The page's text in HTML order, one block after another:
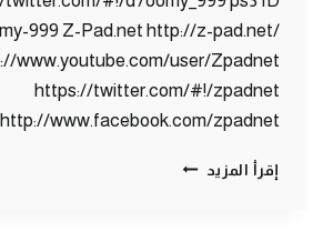
999 Z-Pad.net http://z-pad.net/
www.youtube.com/user/Zpadnet
https://twitter.com/#!/zpadnet
http://www.facebook.com/zpadnet
إقرأ المزيد ماين